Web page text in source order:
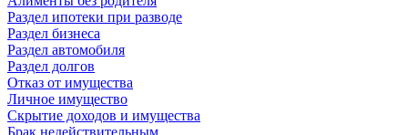
Раздел ипотеки при разводе
Раздел бизнеса
Раздел автомобиля
Раздел долгов
Отказ от имущества
Личное имущество
Скрытие доходов и имущества
Брак недействительным